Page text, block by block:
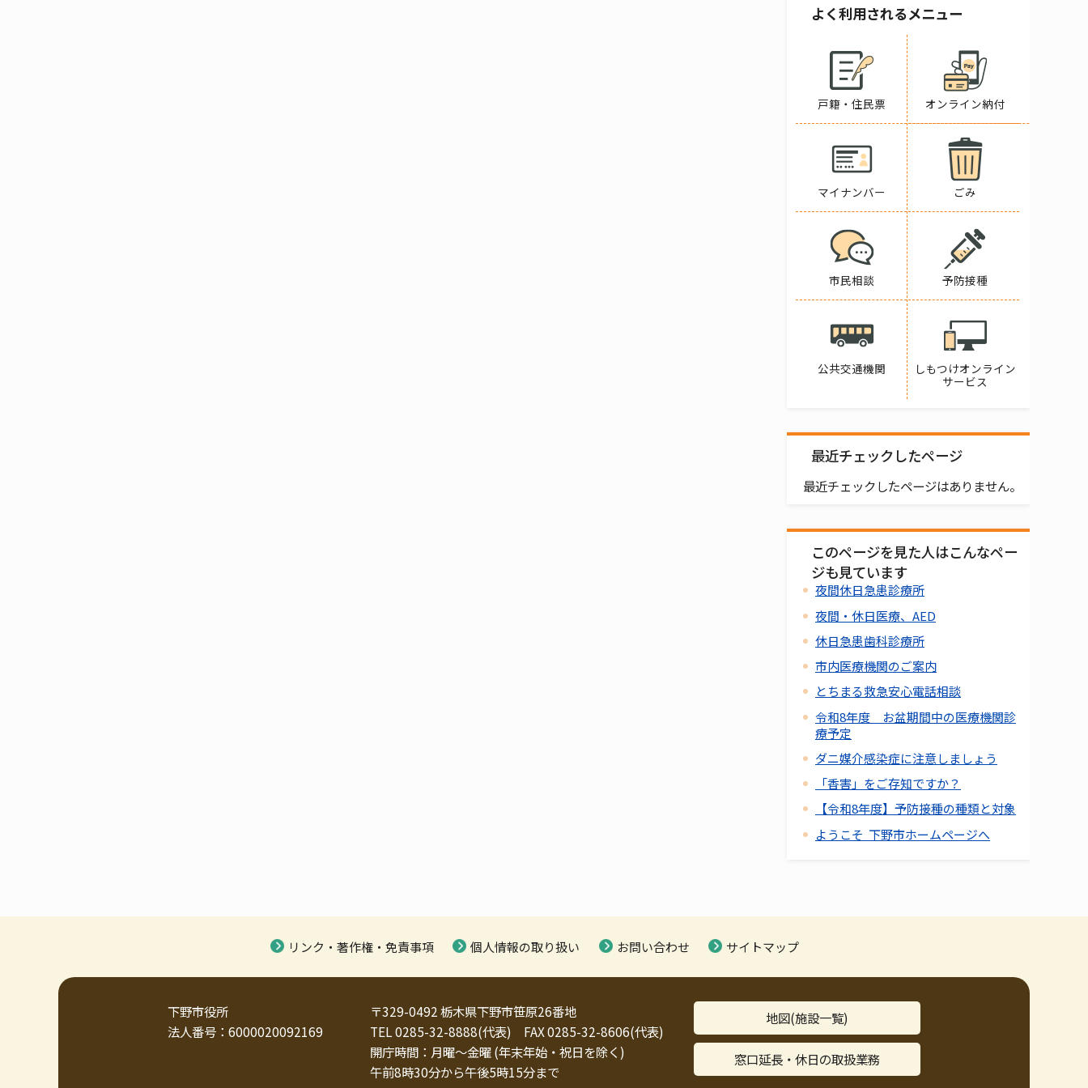
よく利用されるメニュー
戸籍・住民票 オンライン納付
マイナンバー ごみ
市民相談 予防接種
公共交通機関
しもつけオンライン
サービス
最近チェックしたページ
最近チェックしたページはありません。
このページを見た人はこんなペー
ジも見ています
夜間休日急患診療所
夜間・休日医療、AED
休日急患歯科診療所
市内医療機関のご案内
とちまる救急安心電話相談
令和8年度 お盆期間中の医療機関診
療予定
ダニ媒介感染症に注意しましょう
「香害」をご存知ですか？
【令和8年度】予防接種の種類と対象
ようこそ 下野市ホームページへ
リンク・著作権・免責事項 個人情報の取り扱い お問い合わせ サイトマップ
下野市役所
法人番号：6000020092169
〒329-0492 栃木県下野市笹原26番地
TEL 0285-32-8888(代表) FAX 0285-32-8606(代表)
開庁時間：月曜～金曜 (年末年始・祝日を除く)
午前8時30分から午後5時15分まで
地図(施設一覧)
窓口延長・休日の取扱業務